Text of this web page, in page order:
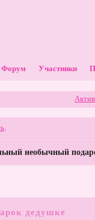
Форум Участники
необычный
дедушке